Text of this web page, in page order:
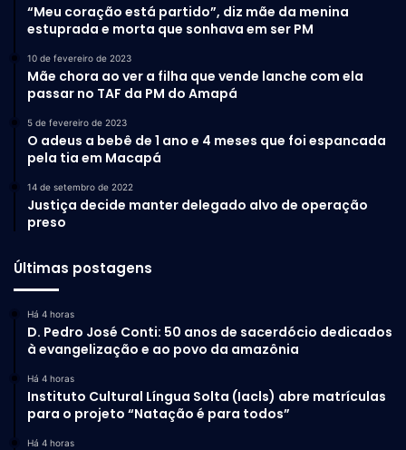
“Meu coração está partido”, diz mãe da menina
estuprada e morta que sonhava em ser PM
10 de fevereiro de 2023
Mãe chora ao ver a filha que vende lanche com ela
passar no TAF da PM do Amapá
5 de fevereiro de 2023
O adeus a bebê de 1 ano e 4 meses que foi espancada
pela tia em Macapá
14 de setembro de 2022
Justiça decide manter delegado alvo de operação
preso
Últimas postagens
Há 4 horas
D. Pedro José Conti: 50 anos de sacerdócio dedicados
à evangelização e ao povo da amazônia
Há 4 horas
Instituto Cultural Língua Solta (Iacls) abre matrículas
para o projeto “Natação é para todos”
Há 4 horas